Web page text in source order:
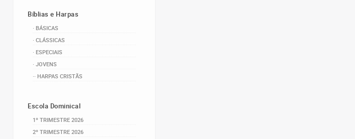
Bíblias e Harpas
· BÁSICAS
· CLÁSSICAS
· ESPECIAIS
· JOVENS
·· HARPAS CRISTÃS
Escola Dominical
1º TRIMESTRE 2026
2º TRIMESTRE 2026